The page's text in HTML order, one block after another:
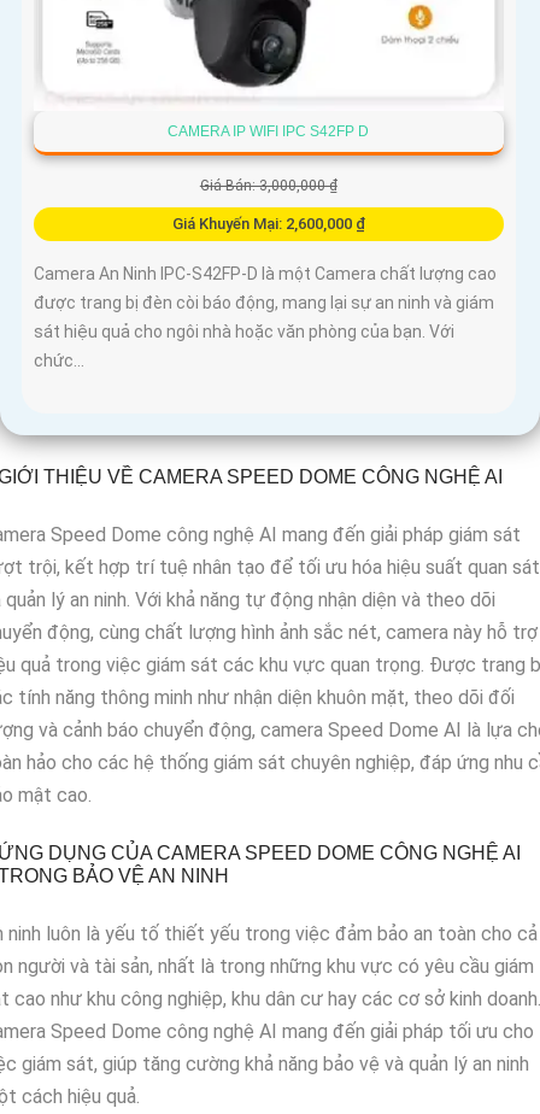
CAMERA IP WIFI IPC S42FP D
Giá Bán: 3,000,000 ₫
Giá Khuyến Mại: 2,600,000 ₫
Camera An Ninh IPC-S42FP-D là một Camera chất lượng cao
được trang bị đèn còi báo động, mang lại sự an ninh và giám
sát hiệu quả cho ngôi nhà hoặc văn phòng của bạn. Với
chức...
THIỆU VỀ CAMERA SPEED DOME CÔNG NGHỆ AI
Speed Dome công nghệ AI mang đến giải pháp giám sát
trội, kết hợp trí tuệ nhân tạo để tối ưu hóa hiệu suất quan sát
quản lý an ninh. Với khả năng tự động nhận diện và theo dõi
động, cùng chất lượng hình ảnh sắc nét, camera này hỗ trợ
quả trong việc giám sát các khu vực quan trọng. Được trang
tính năng thông minh như nhận diện khuôn mặt, theo dõi đối
và cảnh báo chuyển động, camera Speed Dome AI là lựa
hảo cho các hệ thống giám sát chuyên nghiệp, đáp ứng nhu
mật cao.
DỤNG CỦA CAMERA SPEED DOME CÔNG NGHỆ AI
BẢO VỆ AN NINH
ninh luôn là yếu tố thiết yếu trong việc đảm bảo an toàn cho cả
người và tài sản, nhất là trong những khu vực có yêu cầu giám
cao như khu công nghiệp, khu dân cư hay các cơ sở kinh doanh.
Speed Dome công nghệ AI mang đến giải pháp tối ưu cho
giám sát, giúp tăng cường khả năng bảo vệ và quản lý an ninh
cách hiệu quả.